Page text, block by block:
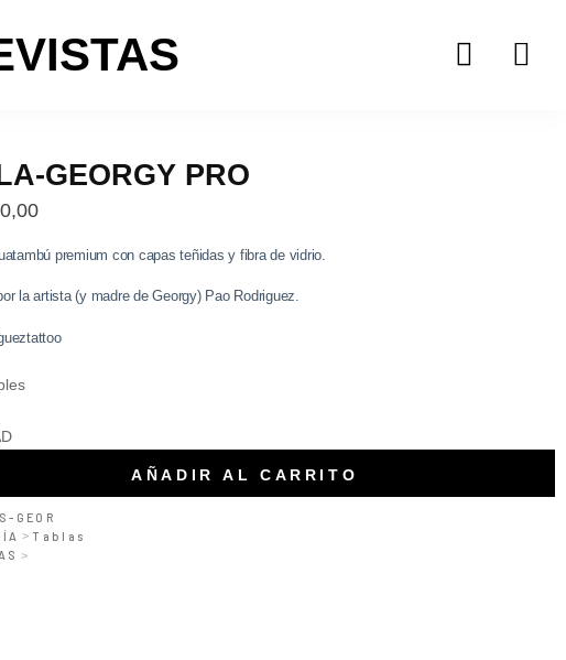
GEORGY PRO
premium con capas teñidas y fibra de vidrio.
la artista (y madre de Georgy) Pao Rodriguez.
AÑADIR AL CARRITO
GEOR
> Tablas
>